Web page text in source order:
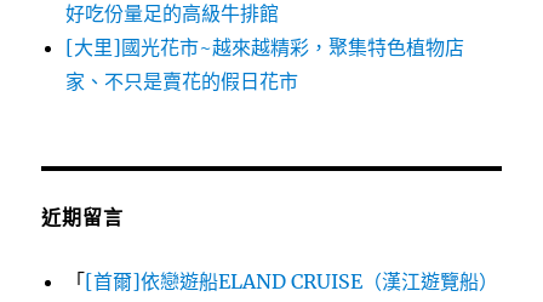
好吃份量足的高級牛排館
[大里]國光花市~越來越精彩，聚集特色植物店
家、不只是賣花的假日花市
近期留言
「[首爾]依戀遊船ELAND CRUISE（漢江遊覽船）